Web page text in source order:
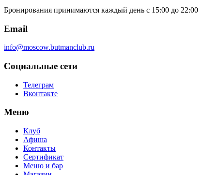
Бронирования принимаются каждый день с 15:00 до 22:00
Email
info@moscow.butmanclub.ru
Социальные сети
Телеграм
Вконтакте
Меню
Клуб
Афиша
Контакты
Сертификат
Меню и бар